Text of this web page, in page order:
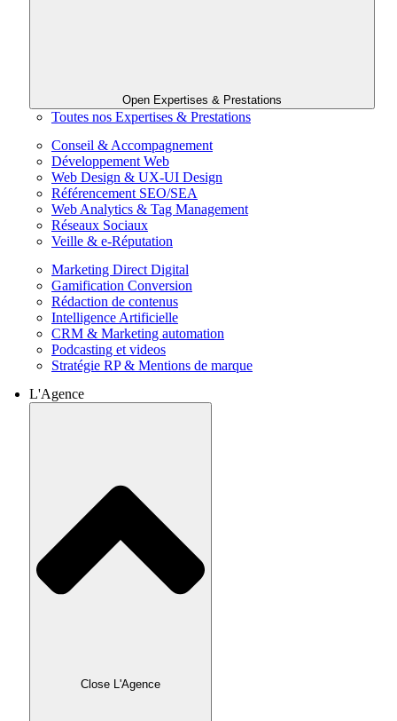
Open Expertises & Prestations
Toutes nos Expertises & Prestations
Conseil & Accompagnement
Développement Web
Web Design & UX-UI Design
Référencement SEO/SEA
Web Analytics & Tag Management
Réseaux Sociaux
Veille & e-Réputation
Marketing Direct Digital
Gamification Conversion
Rédaction de contenus
Intelligence Artificielle
CRM & Marketing automation
Podcasting et videos
Stratégie RP & Mentions de marque
L'Agence
Close L'Agence